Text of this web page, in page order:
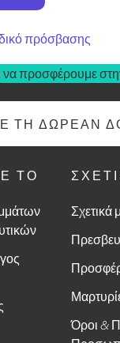
πρόσβασης
προσφέρουμε
ΤΗ ΔΩΡΕΆΝ
ΤΟ
Σχετικά
Όροι &